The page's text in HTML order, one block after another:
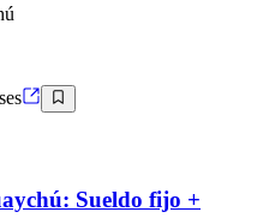
Sueldo fijo +